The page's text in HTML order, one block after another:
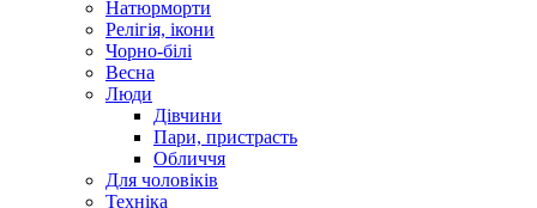
Натюрморти
Релігія, ікони
Чорно-білі
Весна
Люди
Дівчини
Пари, пристрасть
Обличчя
Для чоловіків
Техніка